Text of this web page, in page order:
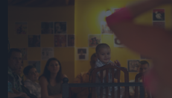
Jön még kép!